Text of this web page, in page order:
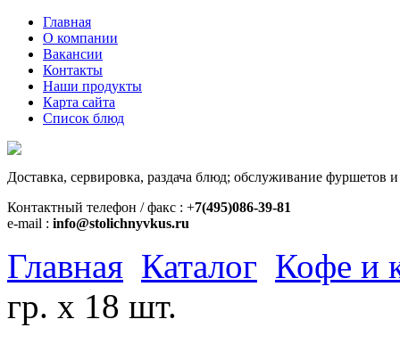
Главная
О компании
Вакансии
Контакты
Наши продукты
Карта сайта
Список блюд
Доставка, сервировка, раздача блюд; обслуживание фуршетов
Контактный телефон / факс : +7(495)086-39-81
e-mail : info@stolichnyvkus.ru
Главная Каталог Кофе и
гр. х 18 шт.